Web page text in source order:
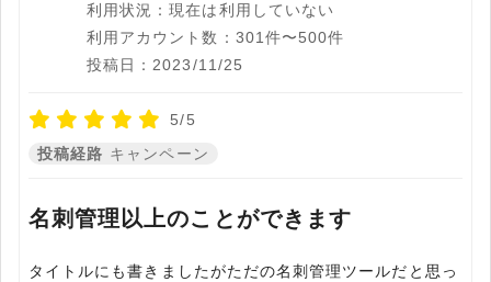
利用状況：現在は利用していない
利用アカウント数：301件〜500件
投稿日：2023/11/25
5/5
投稿経路 キャンペーン
名刺管理以上のことができます
タイトルにも書きましたがただの名刺管理ツールだと思っ